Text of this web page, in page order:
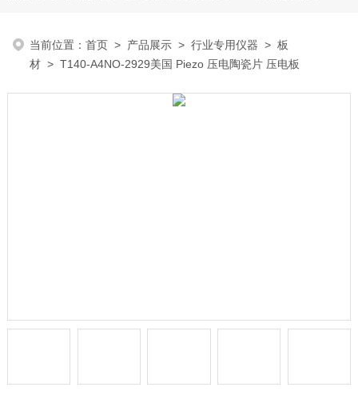
当前位置：首页 > 产品展示 >行业专用仪器 >板
材 > T140-A4NO-2929美国 Piezo 压电陶瓷片 压电板